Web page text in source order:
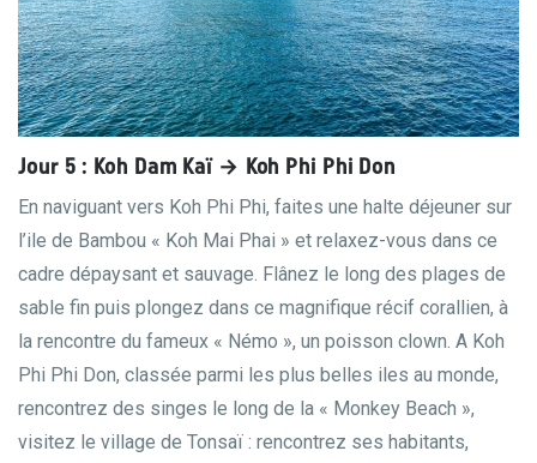
Jour 5 : Koh Dam Kaï → Koh Phi Phi Don
En naviguant vers Koh Phi Phi, faites une halte déjeuner sur
l’ile de Bambou « Koh Mai Phai » et relaxez-vous dans ce
cadre dépaysant et sauvage. Flânez le long des plages de
sable fin puis plongez dans ce magnifique récif corallien, à
la rencontre du fameux « Némo », un poisson clown. A Koh
Phi Phi Don, classée parmi les plus belles iles au monde,
rencontrez des singes le long de la « Monkey Beach »,
visitez le village de Tonsaï : rencontrez ses habitants,